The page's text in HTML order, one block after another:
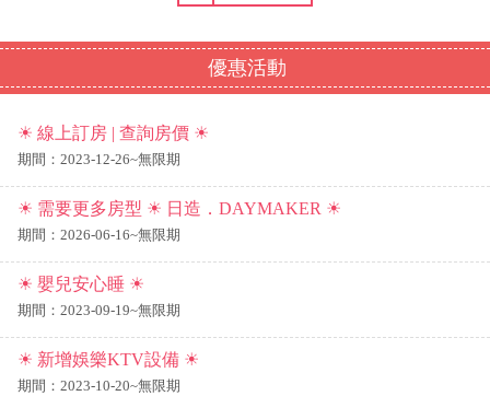
優惠活動
☀ 線上訂房 | 查詢房價 ☀
期間：2023-12-26~無限期
☀ 需要更多房型 ☀ 日造．DAYMAKER ☀
期間：2026-06-16~無限期
☀ 嬰兒安心睡 ☀
期間：2023-09-19~無限期
☀ 新增娛樂KTV設備 ☀
期間：2023-10-20~無限期